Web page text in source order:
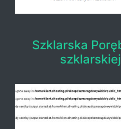
Szklarska